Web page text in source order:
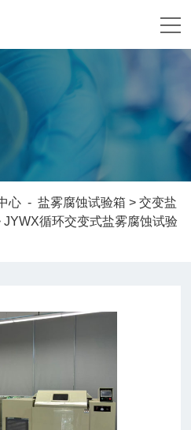
心 -盐雾腐蚀试验箱 >交变盐
JYWX循环交变式盐雾腐蚀试验